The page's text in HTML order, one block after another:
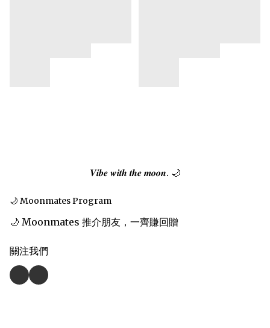
𝑽𝒊𝒃𝒆 𝒘𝒊𝒕𝒉 𝒕𝒉𝒆 𝒎𝒐𝒐𝒏. 🌙
🌙 Moonmates Program
🌙 Moonmates 推介朋友，一齊賺回贈
關注我們